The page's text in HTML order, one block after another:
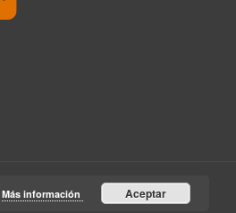
Más información Aceptar